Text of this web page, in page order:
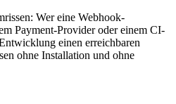
Wer eine Webhook-
Payment-Provider oder einem CI-
einen erreichbaren
ohne Installation und ohne